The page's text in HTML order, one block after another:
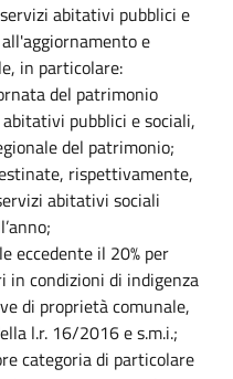
abitativi pubblici e
e
in particolare:
del patrimonio
pubblici e sociali,
del patrimonio;
rispettivamente,
abitativi sociali
eccedente il 20% per
in condizioni di indigenza
di proprietà comunale,
l.r. 16/2016 e s.m.i.;
categoria di particolare